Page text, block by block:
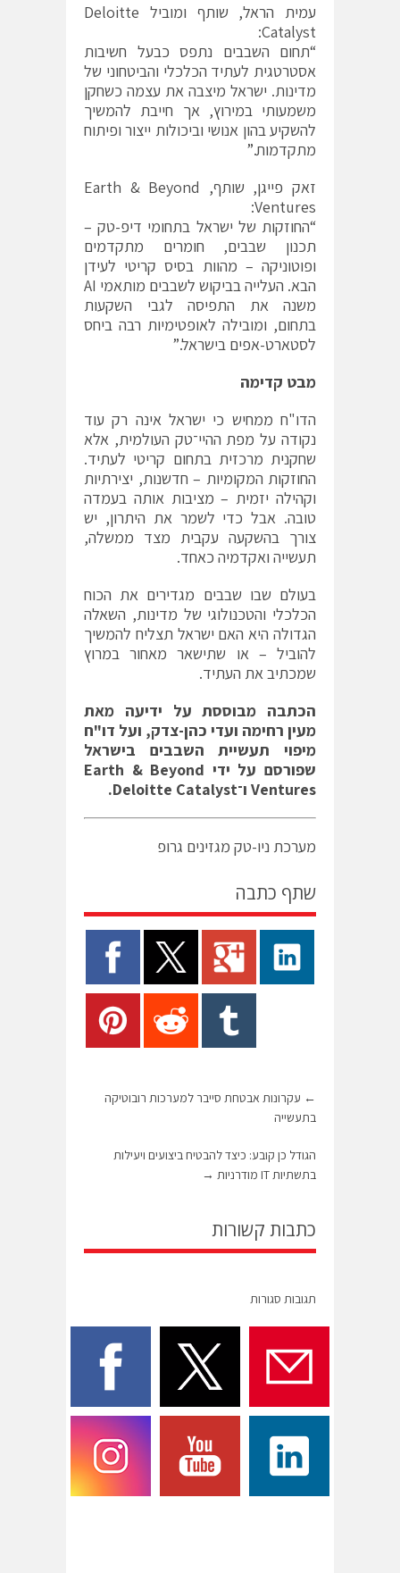
עמית הראל, שותף ומוביל Deloitte
Catalyst:
“תחום השבבים נתפס כבעל חשיבות
אסטרטגית לעתיד הכלכלי והביטחוני של
מדינות. ישראל מיצבה את עצמה כשחקן
משמעותי במירוץ, אך חייבת להמשיך
להשקיע בהון אנושי וביכולות ייצור ופיתוח
מתקדמות.”
זאק פייגן, שותף, Earth & Beyond
Ventures:
“החוזקות של ישראל בתחומי דיפ-טק –
תכנון שבבים, חומרים מתקדמים
ופוטוניקה – מהוות בסיס קריטי לעידן
הבא. העלייה בביקוש לשבבים מותאמי
משנה את התפיסה לגבי השקעות
בתחום, ומובילה לאופטימיות רבה ביחס
לסטארט-אפים בישראל.”
מבט קדימה
הדו"ח ממחיש כי ישראל אינה רק עוד
נקודה על מפת ההיי־טק העולמית, אלא
שחקנית מרכזית בתחום קריטי לעתיד.
החוזקות המקומיות – חדשנות, יצירתיות
וקהילה יזמית – מציבות אותה בעמדה
טובה. אבל כדי לשמר את היתרון, יש
צורך בהשקעה עקבית מצד ממשלה,
תעשייה ואקדמיה כאחד.
בעולם שבו שבבים מגדירים את הכוח
הכלכלי והטכנולוגי של מדינות, השאלה
הגדולה היא האם ישראל תצליח להמשיך
להוביל – או שתישאר מאחור במרוץ
שמכתיב את העתיד.
הכתבה מבוססת על ידיעה מאת
מעין רחימה ועדי כהן-צדק, ועל דו"ח
מיפוי תעשיית השבבים בישראל
שפורסם על ידי Earth & Beyond
Ventures ו־Deloitte Catalyst.
מערכת ניו-טק מגזינים גרופ
שתף כתבה
← עקרונות אבטחת סייבר למערכות רובוטיקה
בתעשייה
הגודל כן קובע: כיצד להבטיח ביצועים ויעילות
בתשתיות IT מודרניות
→
כתבות קשורות
תגובות סגורות